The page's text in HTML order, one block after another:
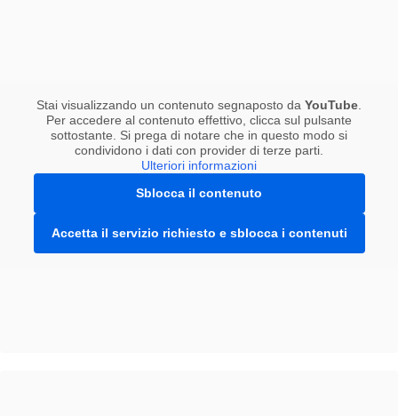
Stai visualizzando un contenuto segnaposto da YouTube
Per accedere al contenuto effettivo, clicca sul pulsante
sottostante. Si prega di notare che in questo modo si
condividono i dati con provider di terze parti.
Ulteriori informazioni
Sblocca il contenuto
Accetta il servizio richiesto e sblocca i contenuti